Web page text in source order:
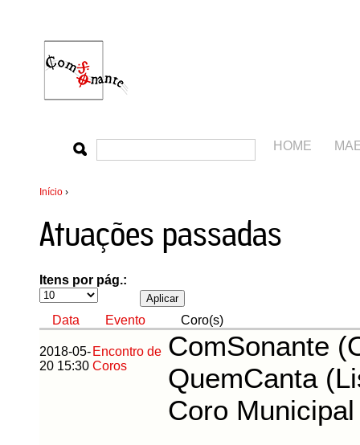
HOME
Início ›
Atuações passadas
Itens por pág.:
Data Evento Coro(s)
2018-05-
20 15:30
Encontro de
Coros
ComSonante
QuemCanta
Coro